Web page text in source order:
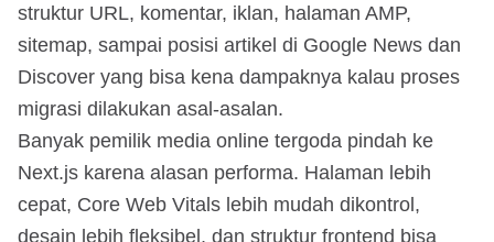
struktur URL, komentar, iklan, halaman AMP,
sitemap, sampai posisi artikel di Google News dan
Discover yang bisa kena dampaknya kalau proses
migrasi dilakukan asal-asalan.
Banyak pemilik media online tergoda pindah ke
Next.js karena alasan performa. Halaman lebih
cepat, Core Web Vitals lebih mudah dikontrol,
desain lebih fleksibel, dan struktur frontend bisa